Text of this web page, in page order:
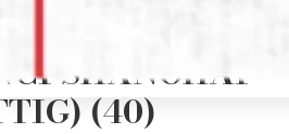
SHANGHAI
(40)